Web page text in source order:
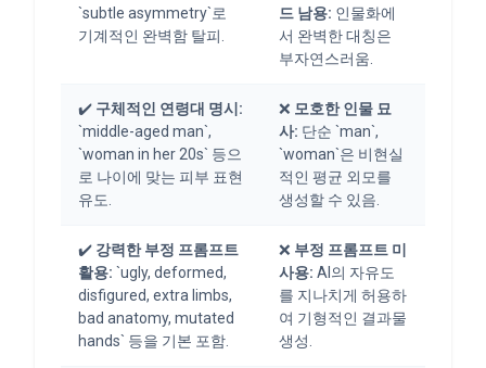
`subtle asymmetry`로
기계적인 완벽함 탈피.
드 남용: 인물화에
서 완벽한 대칭은
부자연스러움.
✔️ 구체적인 연령대 명시:
`middle-aged man`,
`woman in her 20s` 등으
로 나이에 맞는 피부 표현
유도.
❌ 모호한 인물 묘
사: 단순 `man`,
`woman`은 비현실
적인 평균 외모를
생성할 수 있음.
✔️ 강력한 부정 프롬프트
활용: `ugly, deformed,
disfigured, extra limbs,
bad anatomy, mutated
hands` 등을 기본 포함.
❌ 부정 프롬프트 미
사용: AI의 자유도
를 지나치게 허용하
여 기형적인 결과물
생성.